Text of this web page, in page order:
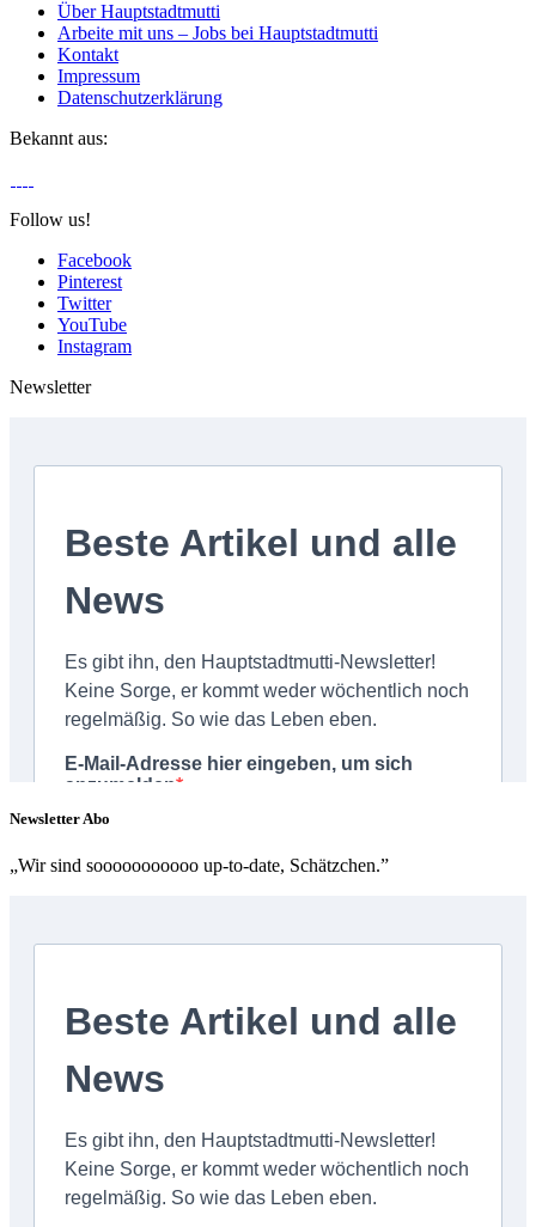
Über Hauptstadtmutti
Arbeite mit uns – Jobs bei Hauptstadtmutti
Kontakt
Impressum
Datenschutzerklärung
Bekannt aus:
Follow us!
Facebook
Pinterest
Twitter
YouTube
Instagram
Newsletter
Newsletter Abo
„Wir sind sooooooooooo up-to-date, Schätzchen.”